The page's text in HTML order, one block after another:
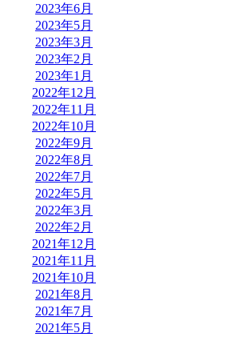
2023年6月
2023年5月
2023年3月
2023年2月
2023年1月
2022年12月
2022年11月
2022年10月
2022年9月
2022年8月
2022年7月
2022年5月
2022年3月
2022年2月
2021年12月
2021年11月
2021年10月
2021年8月
2021年7月
2021年5月